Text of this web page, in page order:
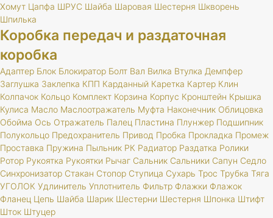
Хомут Цапфа ШРУС Шайба Шаровая Шестерня Шкворень
Шпилька
Коробка передач и раздаточная
коробка
Адаптер Блок Блокиратор Болт Вал Вилка Втулка Демпфер
Заглушка Заклепка КПП Карданный Каретка Картер Клин
Колпачок Кольцо Комплект Корзина Корпус Кронштейн Крышка
Кулиса Масло Маслоотражатель Муфта Наконечник Облицовка
Обойма Ось Отражатель Палец Пластина Плунжер Подшипник
Полукольцо Предохранитель Привод Пробка Прокладка Промеж
Проставка Пружина Пыльник РК Радиатор Раздатка Ролики
Ротор Рукоятка Рукоятки Рычаг Сальник Сальники Сапун Седло
Синхронизатор Стакан Стопор Ступица Сухарь Трос Трубка Тяга
УГОЛОК Удлинитель Уплотнитель Фильтр Флажки Флажок
Фланец Цепь Шайба Шарик Шестерни Шестерня Шпонка Штифт
Шток Штуцер